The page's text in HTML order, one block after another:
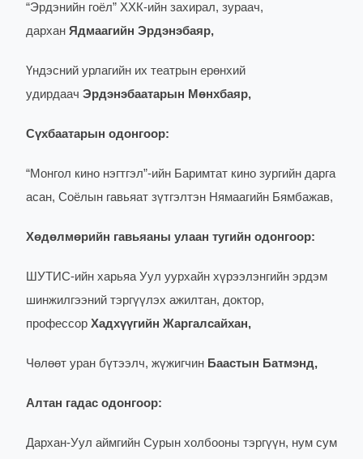
“Эрдэнийн гоёл” ХХК-ийн захирал, зураач,
дархан Ядмаагийн Эрдэнэбаяр,
Үндэсний урлагийн их театрын ерөнхий
удирдаач Эрдэнэбаатарын Мөнхбаяр,
Сүхбаатарын одонгоор:
“Монгол кино нэгтгэл”-ийн Баримтат кино зургийн дарга
асан, Соёлын гавьяат зүтгэлтэн Нямаагийн Бямбажав,
Хөдөлмөрийн гавьяаны улаан тугийн одонгоор:
ШУТИС-ийн харьяа Уул уурхайн хүрээлэнгийн эрдэм
шинжилгээний тэргүүлэх ажилтан, доктор,
профессор Хадхүүгийн Жаргалсайхан,
Чөлөөт уран бүтээлч, жүжигчин Баастын Батмэнд,
Алтан гадас одонгоор:
Дархан-Уул аймгийн Сурын холбооны тэргүүн, нум сум